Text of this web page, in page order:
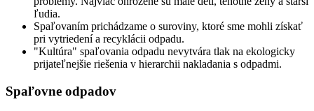
ľudia.
Spaľovaním prichádzame o suroviny, ktoré sme mohli získať
pri vytriedení a recyklácii odpadu.
"Kultúra" spaľovania odpadu nevytvára tlak na ekologicky
prijateľnejšie riešenia v hierarchii nakladania s odpadmi.
Spaľovne odpadov